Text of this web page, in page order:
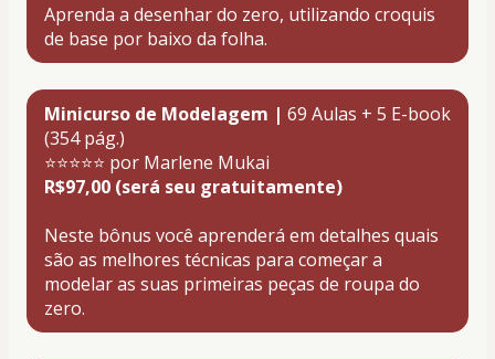
Aprenda a desenhar do zero, utilizando croquis
de base por baixo da folha.
Minicurso de Modelagem | 69 Aulas + 5 E-book
(354 pág.)
⭐⭐⭐⭐⭐ por Marlene Mukai
R$97,00 (será seu gratuitamente)
Neste bônus você aprenderá em detalhes quais
são as melhores técnicas para começar a
modelar as suas primeiras peças de roupa do
zero.